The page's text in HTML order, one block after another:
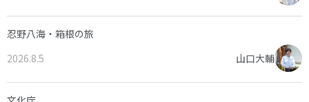
忍野八海・箱根の旅
2026.8.5
山口大輔